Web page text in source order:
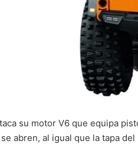
su motor V6 que equipa
abren, al igual que la tapa